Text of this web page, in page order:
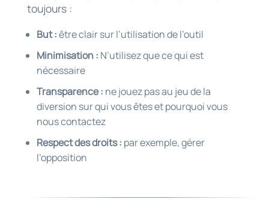
toujours :
But :être clair sur l’utilisation de l’outil
Minimisation : N’utilisez que ce qui est
nécessaire
Transparence : ne jouez pas au jeu de la
diversion sur qui vous êtes et pourquoi vous
nous contactez
Respect des droits : par exemple, gérer
l’opposition